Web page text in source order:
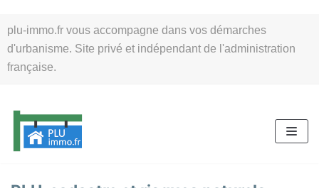
plu-immo.fr vous accompagne dans vos démarches
d'urbanisme. Site privé et indépendant de l'administration
française.
au
contenu